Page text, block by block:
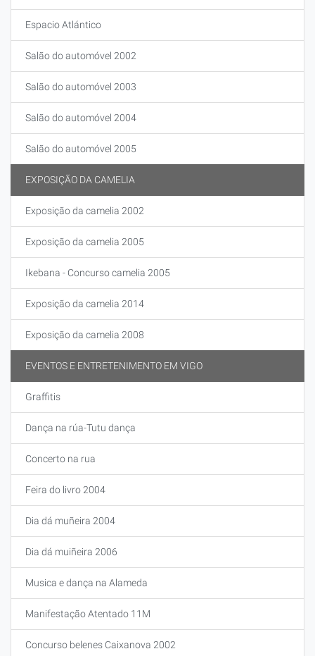
Espacio Atlántico
Salão do automóvel 2002
Salão do automóvel 2003
Salão do automóvel 2004
Salão do automóvel 2005
EXPOSIÇÃO DA CAMELIA
Exposição da camelia 2002
Exposição da camelia 2005
Ikebana - Concurso camelia 2005
Exposição da camelia 2014
Exposição da camelia 2008
EVENTOS E ENTRETENIMENTO EM VIGO
Graffitis
Dança na rúa-Tutu dança
Concerto na rua
Feira do livro 2004
Dia dá muñeira 2004
Dia dá muiñeira 2006
Musica e dança na Alameda
Manifestação Atentado 11M
Concurso belenes Caixanova 2002